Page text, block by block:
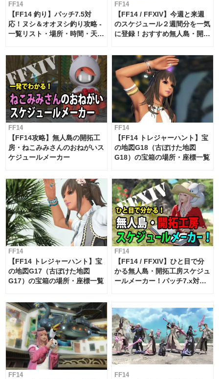
FF14
【FF14 釣り】パッチ7.5対
応！ヌシ＆オオヌシ釣り攻略 -
一覧リスト・場所・時間・天
FF14
【FF14 / FFXIV】今週と来週
のスケジュール２週間分を一気
に登録！おすすめ無人島・開拓
対応 / 毎週更新中】
FF14
【FF14攻略】無人島の開拓工
房・ねこみみさんのおねがいス
ケジュールメーカー
FF14
【FF14 トレジャーハント】宝
の地図G18（古ぼけた地図
G18）の宝箱の場所・座標一覧
FF14
【FF14 トレジャーハント】宝
の地図G17（古ぼけた地図
G17）の宝箱の場所・座標一覧
FF14
【FF14 / FFXIV】ひと目で分
かる無人島・開拓工房スケジュ
ールメーカー！パッチ7.x対応
FF14 FF14